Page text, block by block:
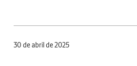
30 de abril de 2025